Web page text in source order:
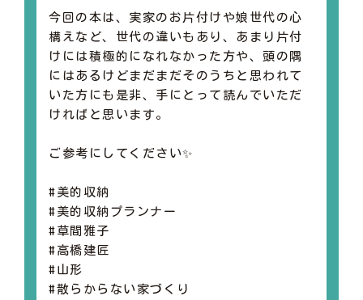
今回の本は、実家のお片付けや娘世代の心
構えなど、世代の違いもあり、あまり片付
けには積極的になれなかった方や、頭の隅
にはあるけどまだまだそのうちと思われて
いた方にも是非、手にとって読んでいただ
ければと思います。
ご参考にしてください✨
#美的収納
#美的収納プランナー
#草間雅子
#高橋建匠
#山形
#散らからない家づくり